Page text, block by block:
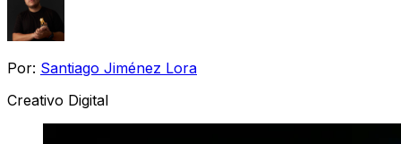
Por: Santiago Jiménez Lora
Creativo Digital